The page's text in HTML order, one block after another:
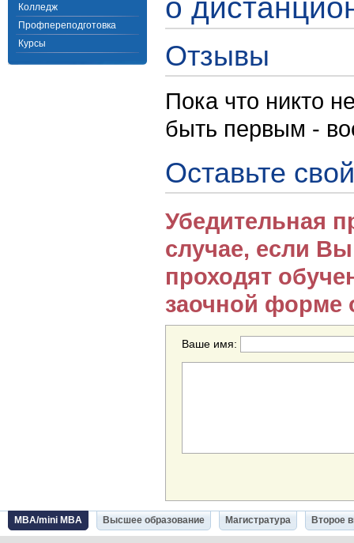
Колледж
Профпереподготовка
Курсы
о
Отзывы
Пока что никто
быть первым -
Оставьте
Убедительная
случае, если
проходят
заочной форме
Ваше имя:
MBA/mini MBA Высшее образование Магистратура Второе